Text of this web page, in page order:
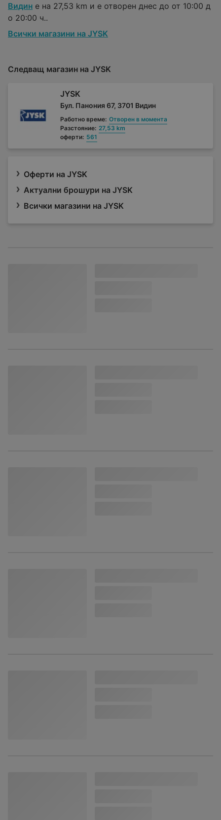
Видин е на 27,53 km и е отворен днес до от 10:00 д
о 20:00 ч..
Всички магазини на JYSK
Следващ магазин на JYSK
JYSK
Бул. Панония 67, 3701 Видин
Работно време: Отворен в момента
Разстояние: 27,53 km
оферти: 561
Оферти на JYSK
Актуални брошури на JYSK
Всички магазини на JYSK